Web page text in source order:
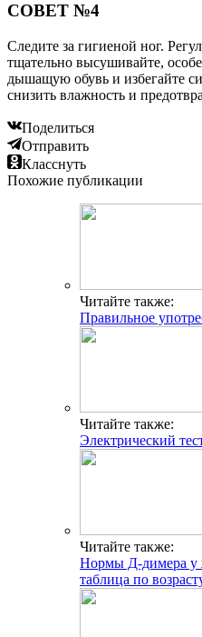
СОВЕТ №4
Следите за гигиеной ног.
тщательно высушивайте,
дышащую обувь и избегайте
снизить влажность и
Поделиться
Отправить
Класснуть
Похожие публикации
Читайте также:
Правильное
Читайте также:
Электрический
Читайте также:
Нормы Д-димера у
таблица по